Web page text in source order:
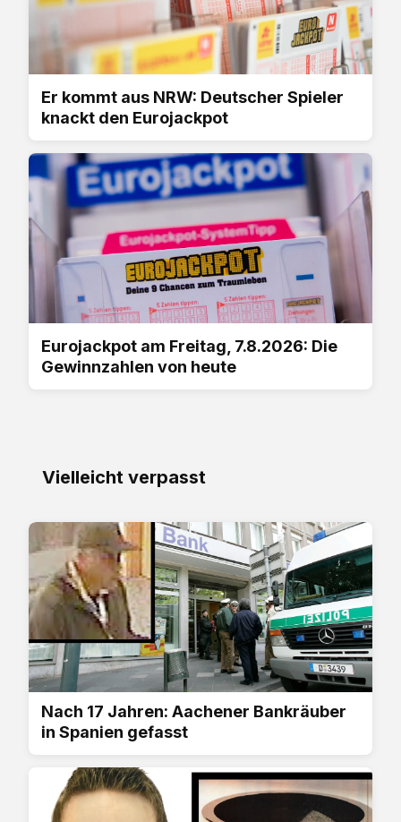
Er kommt aus NRW: Deutscher Spieler
knackt den Eurojackpot
Eurojackpot am Freitag, 7.8.2026: Die
Gewinnzahlen von heute
Vielleicht verpasst
Nach 17 Jahren: Aachener Bankräuber
in Spanien gefasst